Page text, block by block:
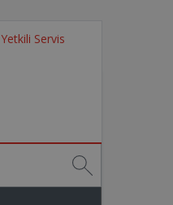
Yetkili Servis